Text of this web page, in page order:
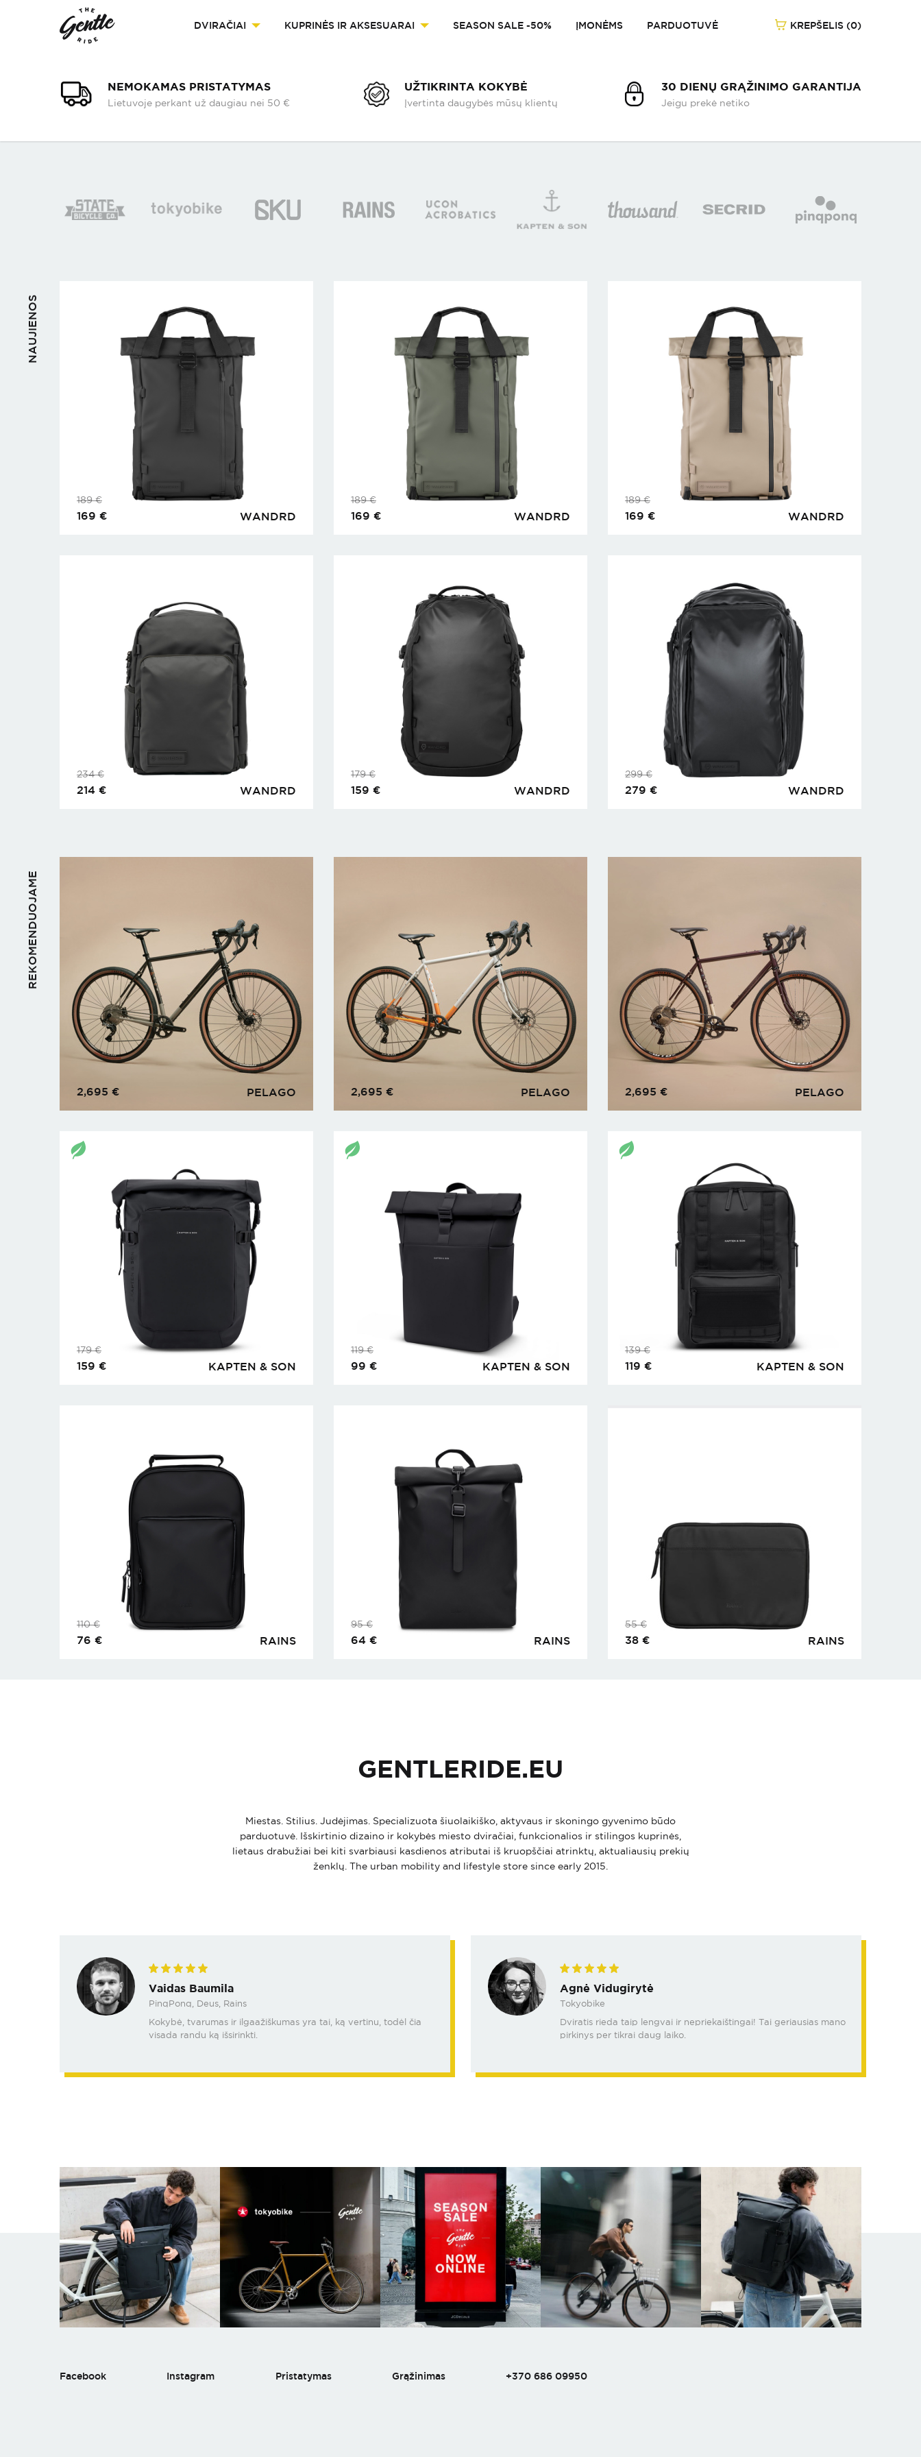
DVIRAČIAI KUPRINĖS IR AKSESUARAI SEASON SALE -50% ĮMONĖMS PARDUOTUVĖ KREPŠELIS (0)
1/-
NEMOKAMAS PRISTATYMAS
Lietuvoje perkant už daugiau nei 50 €
UŽTIKRINTA KOKYBĖ
Įvertinta daugybės mūsų klientų
30 DIENŲ GRĄŽINIMO GARANTIJA
Jeigu prekė netiko
NAUJIENOS
WANDRD
189€
169 € WANDRD
189€
169 € WANDRD
189€
169 €
WANDRD
234€
214 € WANDRD
179€
159 € WANDRD
299€
279 €
REKOMENDUOJAME
PELAGO
2,695 € PELAGO
2,695 € PELAGO
2,695 €
KAPTEN & SON
179€
159 € KAPTEN & SON
119€
99 € KAPTEN & SON
139€
119 €
RAINS
110€
76 € RAINS
95€
64 € RAINS
55€
38 €
GENTLERIDE.EU
Miestas. Stilius. Judėjimas. Specializuota šiuolaikiško, aktyvaus ir skoningo gyvenimo būdo
parduotuvė. Išskirtinio dizaino ir kokybės miesto dviračiai, funkcionalios ir stilingos kuprinės,
lietaus drabužiai bei kiti svarbiausi kasdienos atributai iš kruopščiai atrinktų, aktualiausių prekių
ženklų. The urban mobility and lifestyle store since early 2015.
Vaidas Baumila
PinqPonq, Deus, Rains
Kokybė, tvarumas ir ilgaažiškumas yra tai, ką vertinu, todėl čia
visada randu ką išsirinkti.
Agnė Vidugirytė
Tokyobike
Dviratis rieda taip lengvai ir nepriekaištingai! Tai geriausias mano
pirkinys per tikrai daug laiko.
Facebook Instagram Pristatymas Grąžinimas +370 686 09950